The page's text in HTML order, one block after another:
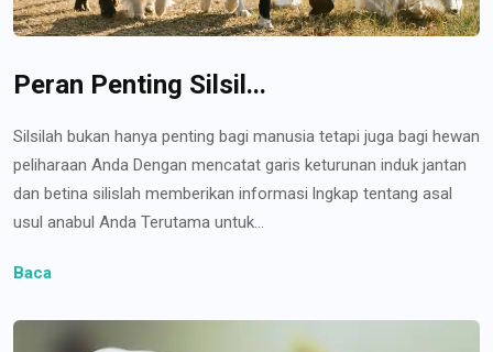
Peran Penting Silsil...
Silsilah bukan hanya penting bagi manusia tetapi juga bagi hewan
peliharaan Anda Dengan mencatat garis keturunan induk jantan
dan betina silislah memberikan informasi lngkap tentang asal
usul anabul Anda Terutama untuk...
Baca